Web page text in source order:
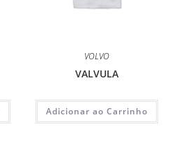
VOLVO
VALVULA
Adicionar ao Carrinho